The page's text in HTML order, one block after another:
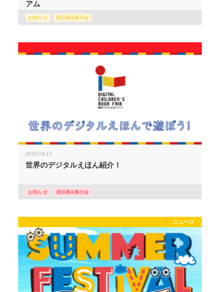
アム
お知らせ 巡回展&展示会
2020.04.13
世界のデジタルえほん紹介！
お知らせ 巡回展&展示会
ニュース